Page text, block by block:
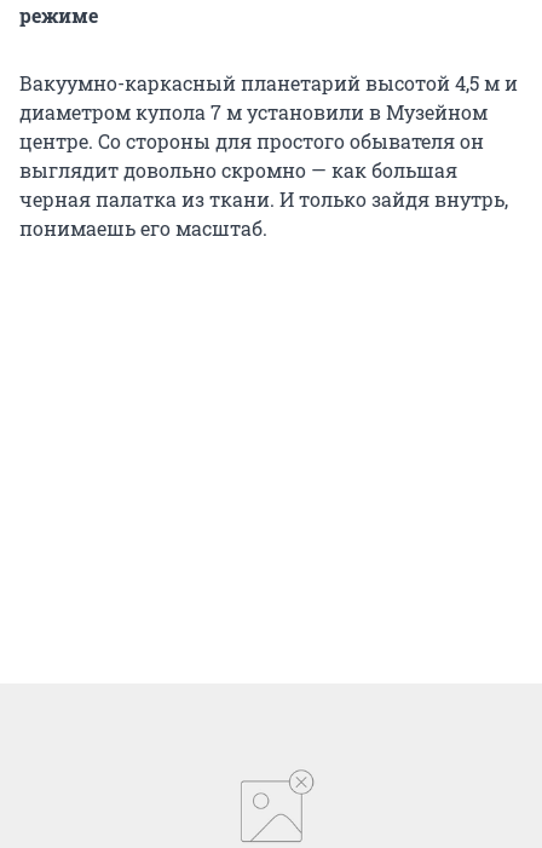
режиме
Вакуумно-каркасный планетарий высотой 4,5 м и
диаметром купола 7 м установили в Музейном
центре. Со стороны для простого обывателя он
выглядит довольно скромно — как большая
черная палатка из ткани. И только зайдя внутрь,
понимаешь его масштаб.